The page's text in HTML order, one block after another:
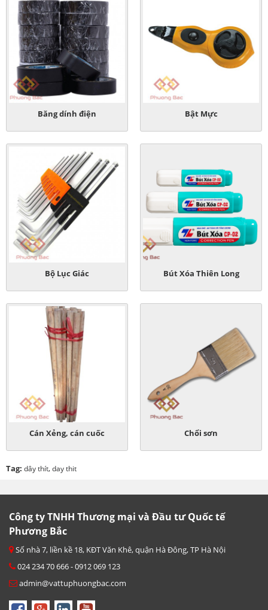
Băng dính điện Bật Mực
Bộ Lục Giác Bút Xóa Thiên Long
Cán Xẻng, cán cuốc Chổi sơn
Tag: dây thít,day thit
Công ty TNHH Thương mại và Đầu tư Quốc tế
Phương Bắc
Số nhà 7, liền kề 18, KĐT Văn Khê, quận Hà Đông, TP Hà Nội
024 234 70 666 - 0912 069 123
admin@vattuphuongbac.com